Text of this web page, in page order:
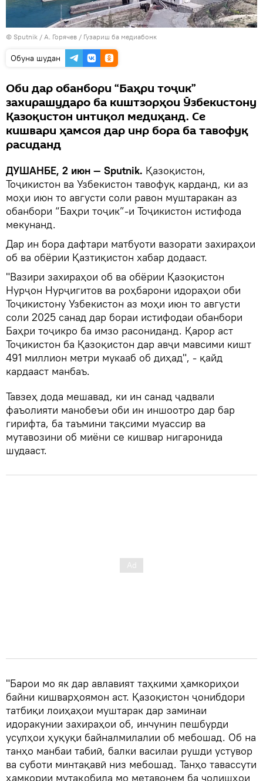
© Sputnik / А. Горячев / Гузариш ба медиабонк
Обуна шудан
Оби дар обанбори “Баҳри тоҷик”
захирашударо ба киштзорҳои Ӯзбекистону
Қазоқистон интиқол медиҳанд. Се
кишвари ҳамсоя дар инр бора ба тавофуқ
расиданд
ДУШАНБЕ, 2 июн — Sputnik. Қазоқистон,
Тоҷикистон ва Узбекистон тавофуқ карданд, ки аз
моҳи июн то августи соли равон муштаракан аз
обанбори “Баҳри тоҷик”-и Тоҷикистон истифода
мекунанд.
Дар ин бора дафтари матбуоти вазорати захираҳои
об ва обёрии Қазтиқистон хабар додааст.
"Вазири захираҳои об ва обёрии Қазоқистон
Нурҷон Нурҷигитов ва роҳбарони идораҳои оби
Тоҷикистону Узбекистон аз моҳи июн то августи
соли 2025 санад дар бораи истифодаи обанбори
Баҳри тоҷикро ба имзо расониданд. Қарор аст
Тоҷикистон ба Қазоқистон дар авҷи мавсими кишт
491 миллион метри мукааб об диҳад", - қайд
кардааст манбаъ.
Тавзеҳ дода мешавад, ки ин санад ҷадвали
фаъолияти манобеъи оби ин иншоотро дар бар
гирифта, ба таъмини тақсими муассир ва
мутавозини об миёни се кишвар нигаронида
шудааст.
"Барои мо як дар авлавият таҳкими ҳамкориҳои
байни кишварҳоямон аст. Қазоқистон ҷонибдори
татбиқи лоиҳаҳои муштарак дар заминаи
идоракунии захираҳои об, инчунин пешбурди
усулҳои ҳуқуқи байналмилалии об мебошад. Об на
танҳо манбаи табиӣ, балки василаи рушди устувор
ва суботи минтақавӣ низ мебошад. Танҳо тавассути
ҳамкории мутақобила мо метавонем ба чолишҳои